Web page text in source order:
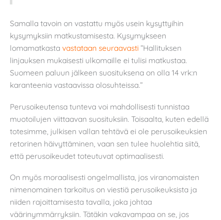
Samalla tavoin on vastattu myös usein kysyttyihin
kysymyksiin matkustamisesta. Kysymykseen
lomamatkasta vastataan seuraavasti ”Hallituksen
linjauksen mukaisesti ulkomaille ei tulisi matkustaa.
Suomeen paluun jälkeen suosituksena on olla 14 vrk:n
karanteenia vastaavissa olosuhteissa.”
Perusoikeutensa tunteva voi mahdollisesti tunnistaa
muotoilujen viittaavan suosituksiin. Toisaalta, kuten edellä
totesimme, julkisen vallan tehtävä ei ole perusoikeuksien
retorinen häivyttäminen, vaan sen tulee huolehtia siitä,
että perusoikeudet toteutuvat optimaalisesti.
On myös moraalisesti ongelmallista, jos viranomaisten
nimenomainen tarkoitus on viestiä perusoikeuksista ja
niiden rajoittamisesta tavalla, joka johtaa
väärinymmärryksiin. Tätäkin vakavampaa on se, jos